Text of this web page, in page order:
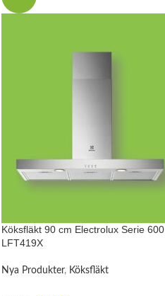
Köksfläkt 90 cm Electrolux Serie 600
LFT419X
Nya Produkter, Köksfläkt